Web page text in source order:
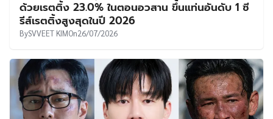
ด้วยเรตติ้ง 23.0% ในตอนอวสาน ขึ้นแท่นอันดับ 1 ซี
รีส์เรตติ้งสูงสุดในปี 2026
BySVVEET KIMOn26/07/2026